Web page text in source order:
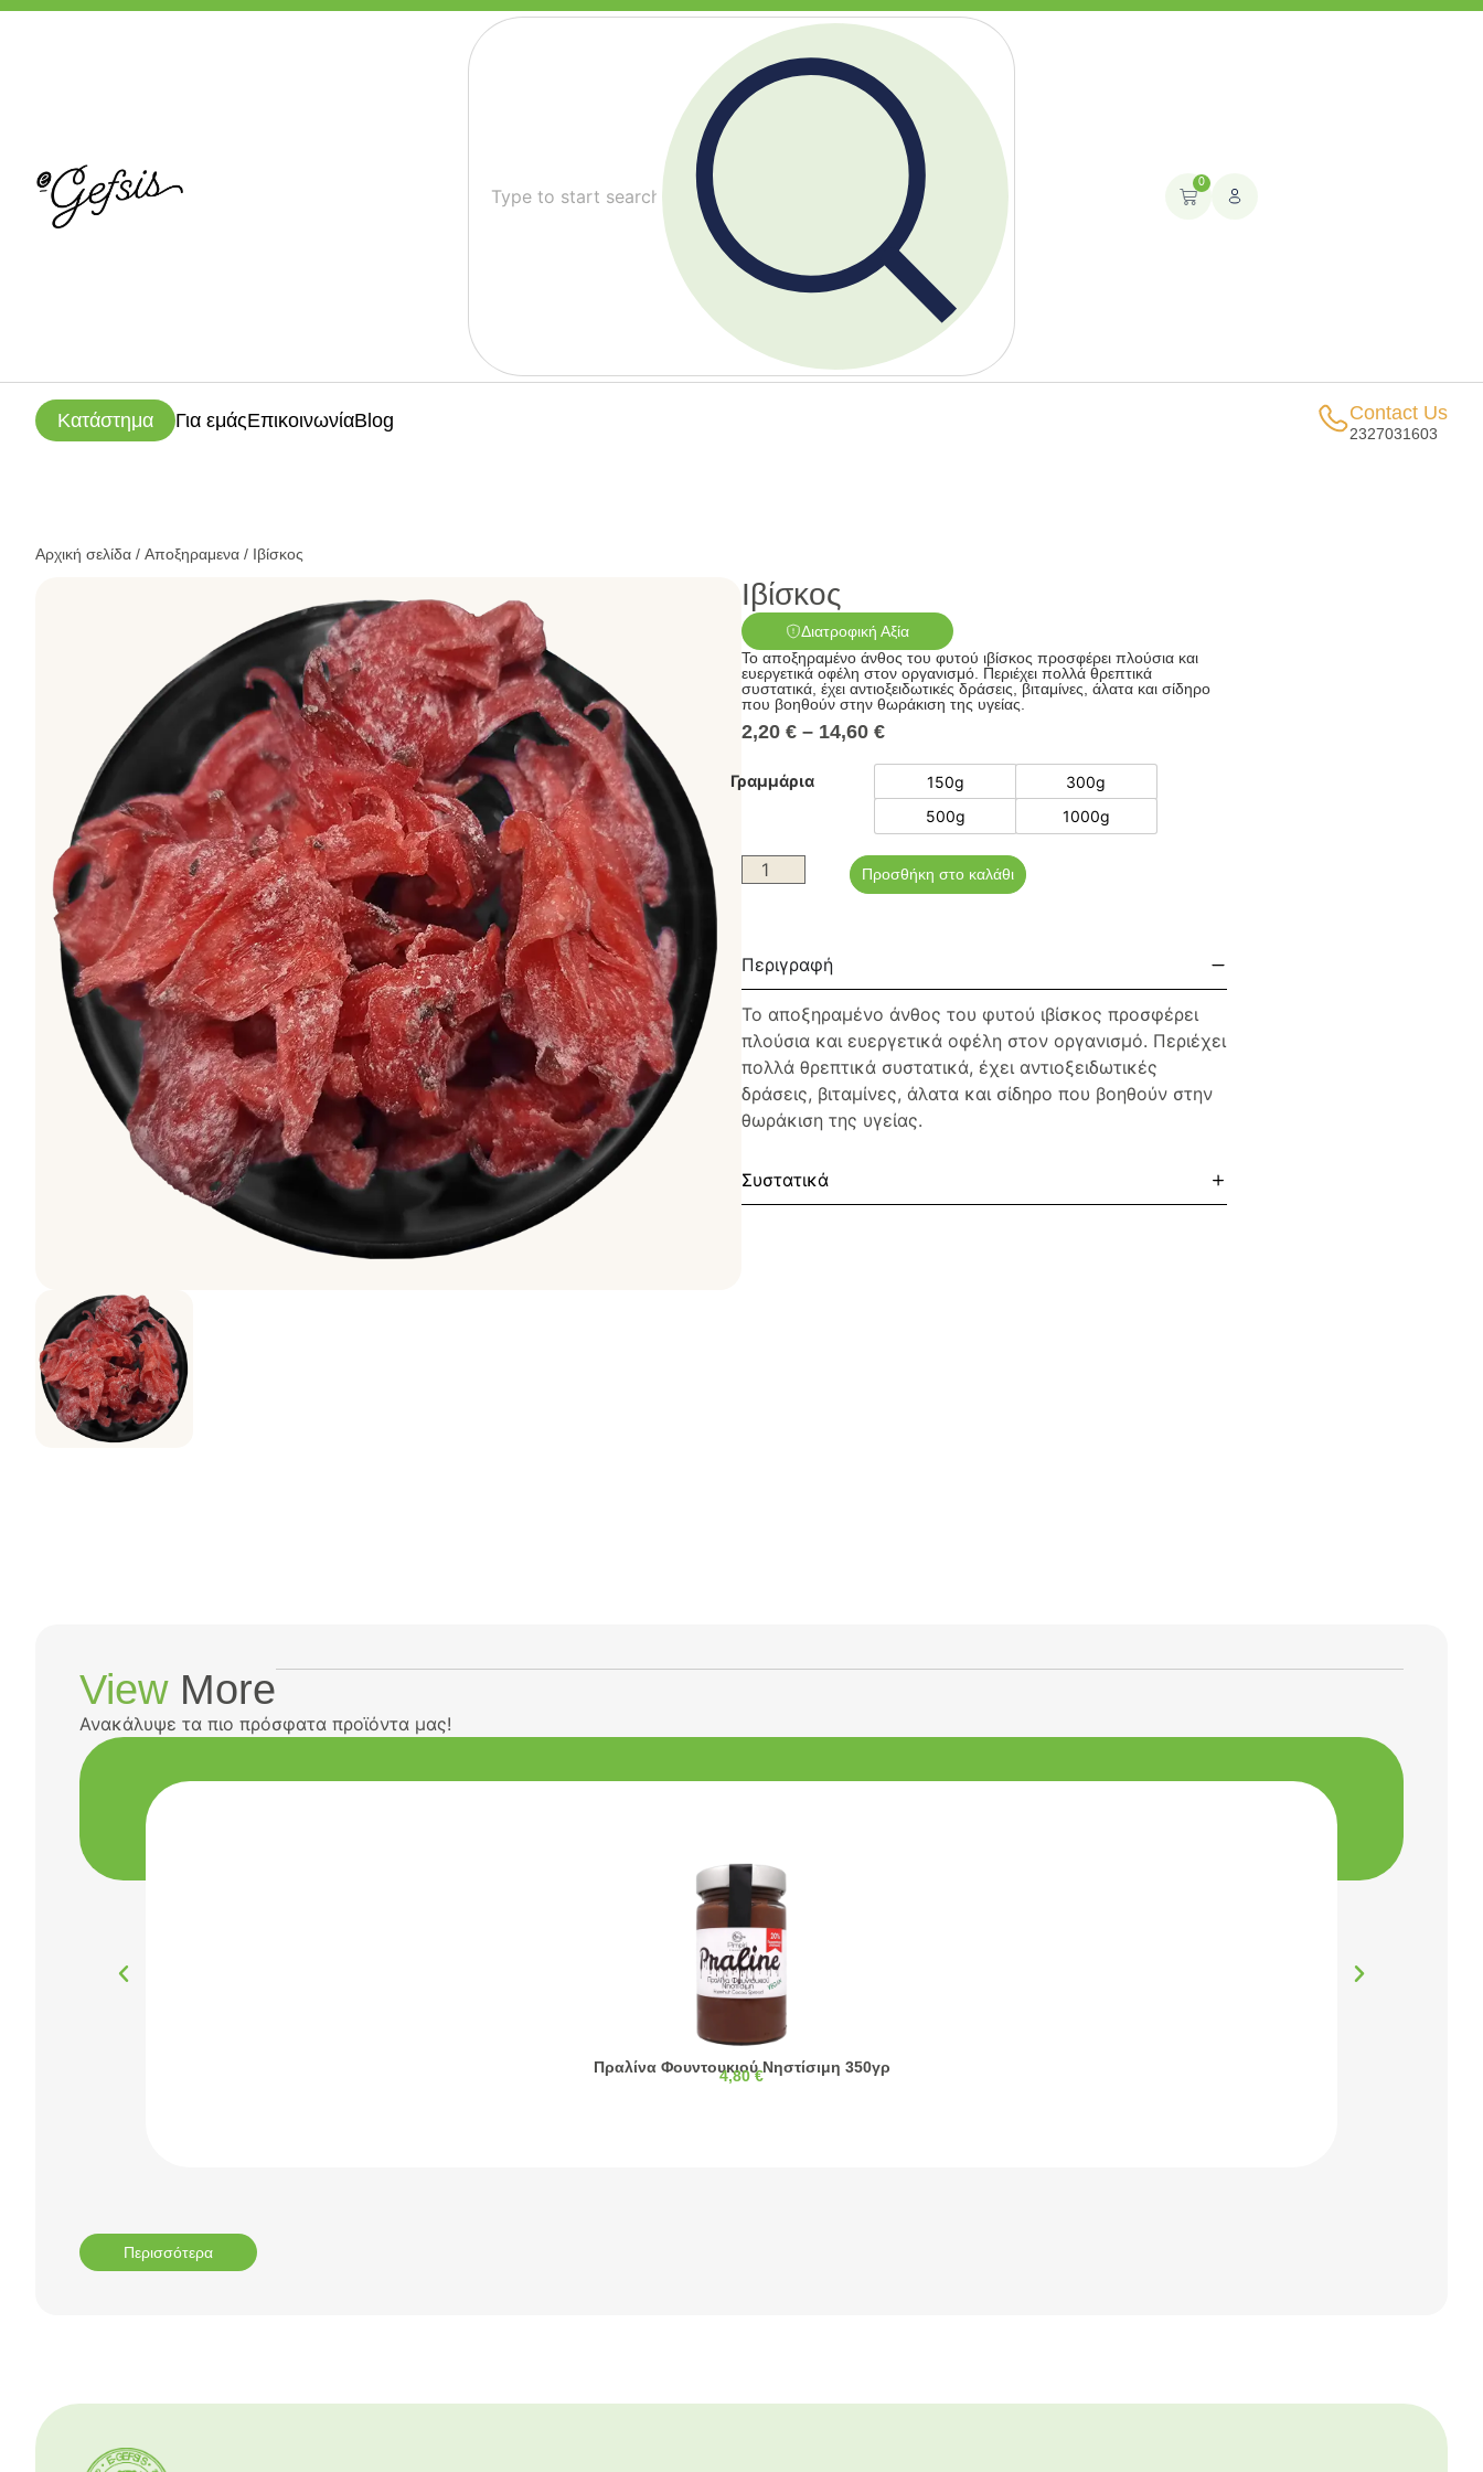
0
Κατάστημα Για εμάςΕπικοινωνίαBlog Contact Us
2327031603
Αρχική σελίδα / Αποξηραμενα / Ιβίσκος
Ιβίσκος
Διατροφική Αξία
Το αποξηραμένο άνθος του φυτού ιβίσκος προσφέρει πλούσια και
ευεργετικά οφέλη στον οργανισμό. Περιέχει πολλά θρεπτικά
συστατικά, έχει αντιοξειδωτικές δράσεις, βιταμίνες, άλατα και σίδηρο
που βοηθούν στην θωράκιση της υγείας.
2,20 € – 14,60 €
Γραμμάρια 150g
300g
500g
1000g
Προσθήκη στο καλάθι
Περιγραφή
Το αποξηραμένο άνθος του φυτού ιβίσκος προσφέρει
πλούσια και ευεργετικά οφέλη στον οργανισμό. Περιέχει
πολλά θρεπτικά συστατικά, έχει αντιοξειδωτικές
δράσεις, βιταμίνες, άλατα και σίδηρο που βοηθούν στην
θωράκιση της υγείας.
Συστατικά
View More
Ανακάλυψε τα πιο πρόσφατα προϊόντα μας!
Πραλίνα Φουντουκιού Νηστίσιμη 350γρ
4,80€
Περισσότερα